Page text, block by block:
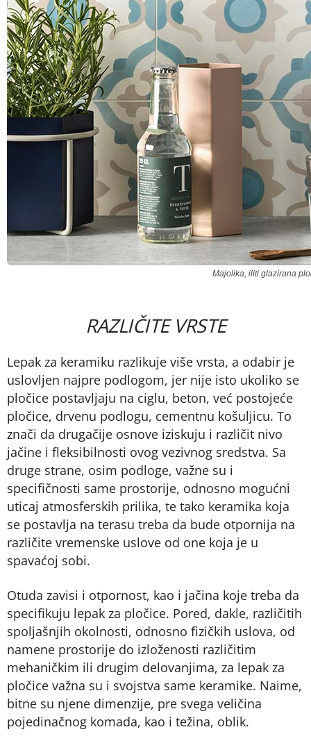
Majolika, iliti glazirana
RAZLIČITE VRSTE
Lepak za keramiku razlikuje više vrsta, a odabir je
uslovljen najpre podlogom, jer nije isto ukoliko se
pločice postavljaju na ciglu, beton, već postojeće
pločice, drvenu podlogu, cementnu košuljicu. To
znači da drugačije osnove iziskuju i različit nivo
jačine i fleksibilnosti ovog vezivnog sredstva. Sa
druge strane, osim podloge, važne su i
specifičnosti same prostorije, odnosno mogućni
uticaj atmosferskih prilika, te tako keramika koja
se postavlja na terasu treba da bude otpornija na
različite vremenske uslove od one koja je u
spavaćoj sobi.
Otuda zavisi i otpornost, kao i jačina koje treba da
specifikuju lepak za pločice. Pored, dakle, različitih
spoljašnjih okolnosti, odnosno fizičkih uslova, od
namene prostorije do izloženosti različitim
mehaničkim ili drugim delovanjima, za lepak za
pločice važna su i svojstva same keramike. Naime,
bitne su njene dimenzije, pre svega veličina
pojedinačnog komada, kao i težina, oblik.